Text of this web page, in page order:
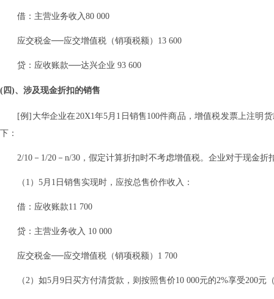
借：主营业务收入80 000
应交税金──应交增值税（销项税额）13 600
贷：应收账款──达兴企业 93 600
(四)、涉及现金折扣的销售
[例]大华企业在20X1年5月1日销售100件商品，增值税发票上注明
下：
2/10－1/20－n/30，假定计算折扣时不考虑增值税。企业对于现金折
（1）5月1日销售实现时，应按总售价作收入：
借：应收账款11 700
贷：主营业务收入 10 000
应交税金──应交增值税（销项税额）1 700
（2）如5月9日买方付清货款，则按照售价10 000元的2%享受200